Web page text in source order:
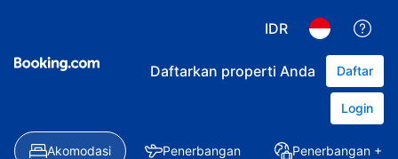
IDR
Daftarkan properti Anda Daftar
Login
Akomodasi Penerbangan Penerbangan +